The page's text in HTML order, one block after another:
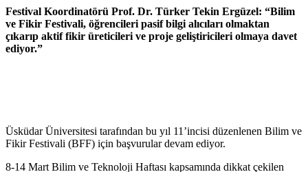
Festival Koordinatörü Prof. Dr. Türker Tekin Ergüzel: “Bilim
ve Fikir Festivali, öğrencileri pasif bilgi alıcıları olmaktan
çıkarıp aktif fikir üreticileri ve proje geliştiricileri olmaya davet
ediyor.”
Üsküdar Üniversitesi tarafından bu yıl 11’incisi düzenlenen Bilim ve
Fikir Festivali (BFF) için başvurular devam ediyor.
8-14 Mart Bilim ve Teknoloji Haftası kapsamında dikkat çekilen